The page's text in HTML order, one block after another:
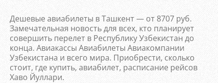
Дешевые авиабилеты в Ташкент — от 8707 руб.
Замечательная новость для всех, кто планирует
совершить перелет в Республику Узбекистан до
конца. Авиакассы Авиабилеты Авиакомпании
Узбекистана и всего мира. Приобрести, сколько
стоит, где купить, авиабилет, расписание рейсов
Хаво Йуллари.